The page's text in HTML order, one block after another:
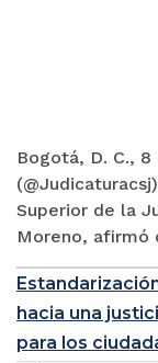
Bogotá, D. C.,
Superior de la
Moreno, afirmó
hacia una
para los